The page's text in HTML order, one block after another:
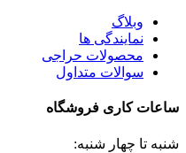
وبلاگ
نمایندگی ها
محصولات حراجی
سوالات متداول
ساعات کاری فروشگاه
شنبه تا چهار شنبه: